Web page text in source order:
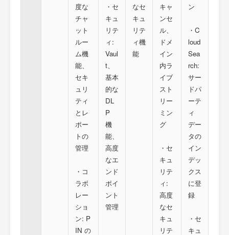
度な
チャ
ット
ルー
ム機
能、
セキ
ュリ
ティ
とレ
ポー
トの
管理
・コ
ラボ
レー
ショ
ン: P
IN の
・セ
キュ
リテ
ィ:
Vaul
t、
基本
的な
DL
P
機
能、
高度
なエ
ンド
ポイ
ント
管理
なセ
キュ
リテ
ィ機
能
キャ
ンセ
ル、
ドメ
イン
内ラ
イブ
スト
リー
ミン
グ
・セ
キュ
リテ
ィ:
高度
なセ
キュ
リテ
ン
・C
loud
Sea
rch:
サー
ドパ
ーテ
ィ
デー
タの
イン
デッ
クス
に登
録
・セ
キュ